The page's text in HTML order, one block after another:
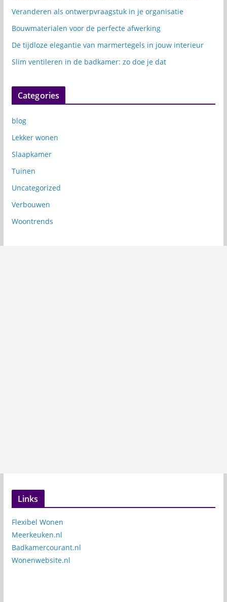
Veranderen als ontwerpvraagstuk in je organisatie
Bouwmaterialen voor de perfecte afwerking
De tijdloze elegantie van marmertegels in jouw interieur
Slim ventileren in de badkamer: zo doe je dat
Categories
blog
Lekker wonen
Slaapkamer
Tuinen
Uncategorized
Verbouwen
Woontrends
Links
Flexibel Wonen
Meerkeuken.nl
Badkamercourant.nl
Wonenwebsite.nl